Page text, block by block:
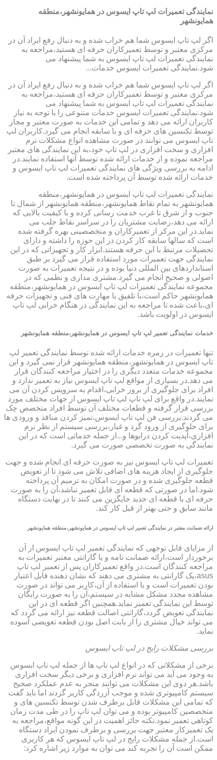
نمایندگی تعمیرات لپ تاپ ایسوس در همایونشهر،منطقه
همایونشهر
اگر لپ تاپ ایسوس شما هم خراب شده و به دنبال رفع ایراد آن در
مرکزی معتبر و توسط تعمیرکاران حرفه ای هستید،مراجعه به
نمایندگی تعمیرات لپ تاپ ایسوس به شما پیشنهاد می
شود.نمایندگی تعمیرات ایسوس خدمات...
اگر لپ تاپ ایسوس شما هم خراب شده و به دنبال رفع ایراد آن در
مرکزی معتبر و توسط تعمیرکاران حرفه ای هستید،مراجعه به
نمایندگی تعمیرات لپ تاپ ایسوس به شما پیشنهاد می
شود.نمایندگی تعمیرات ایسوس خدمات متنوعی را با توجه به نیاز
کاربران ارائه می دهد و تمامی این خدمات به صورت معتبر و مجاز
توسط تکنسین های حرفه ای و با سابقه انجام می گیرد.کاربران لپ
تاپ ایسوس می توانند در صورت مشاهده انواع مشکلات نرم
افزاری و سخت افزاری در لپ تاپ خود،به این نمایندگی های معتبر
مراجعه نموده و از خدمات ارائه شده توسط آنها استفاده نمایند.در
ادامه به بررسی ویژگی های نمایندگی تعمیرات لپ تاپ ایسوس و
خدمات ارائه شده توسط آن پرداخته شده است.
نمایندگی تعمیرات لپ تاپ ایسوس در همایونشهر،منطقه
همایونشهر به تمام نقاط همایونشهر،منطقه همایونشهر از شمال تا
جنوب و از شرق تا غرب خدمت رسانی کرده و با کیفیت بالایی که
ارائه می دهد،رضایت مشتریان را در سراسر نقاط جلب می
نماید.در این مرکز از تعمیرکاران و متخصصینی بهره گرفته شده
است که سالها سابقه کار کردن در این حوزه را داشته و دارای
تحصیلات مرتبط با این حرفه هستند.ابزار کار و تجهیزاتی که در این
نمایندگی جهت تعمیرات مورد استفاده قرار می گیرد بر طبق
استانداردهای بین المللی دنیا بوده و در نتیجه تعمیرات به صورت
اصولی و صحیح انجام می گیرد.مشتری مداری و نظمی که در
مجموعه نمایندگی تعمیرات لپ تاپ ایسوس در همایونشهر،منطقه
همایونشهر حاکم است،با تلفیق با مهارت های فنی و تجهیزات حرفه
ای،باعث شده تا مراجعه به این نمایندگی در هنگام خرابی لپ تاپ
ایسوس در اولویت باشد.
خدمات نمایندگی تعمیر لپ تاپ ایسوس در همایونشهر،منطقه همایونشهر
تنها تعمیرات در زمره خدمات ارائه شده توسط نمایندگی تعمیر لپ
تاپ ایسوس در همایونشهر،منطقه همایونشهر قرار نمی گیرد و این
مجموعه خدمات متعدد دیگری را در اختیار مراجعه کنندگان قرار
می دهد.در بسیاری از مواقع لپ تاپ ایسوس نیاز به تعمیر ندارد و
افراد برای جلوگیری از بروز خرابی،اقدام به سرویس کردن آن می
نمایند.در واقع برای لپ تاپ لپ تاپ ایسوس از جهات مختلف مورد
بررسی قرار گرفته و قطعات مختلف آن توسط افراد متخصص چک
می گردند.بررسی فن لپ تاپ ایسوس،تمیز کردن منافذ و ورودی ها
برای جلوگیری از ورود گرد و غبار،بررسی سیستم از نظر نرم
افزاری،آپدیت کردن درایوها و...از جمله خدماتی است که در این
نمایندگی به صورت تخصصی صورت می گیرد.
تعمیرات لپ تاپ ایسوس نیز به صورت حرفه ای انجام شده و جهت
جلوگیری از ایجاد هزینه های اضافی تلاش می شود تا از تعویض
قطعه جلوگیری شده و در صورت امکان به ترمیم آن پرداخته
شود.اما در صورتی که قطعه ای قابل تعمیر نباشد،آن را به صورت
حرفه ای با قطعه ای جدید جایگزین می کنند تا در نهایت دستگاه
مانند سابق و حتی بهتر از قبل کار کند.
ارائه ضمانت معتبر در نمایندگی تعمیر لپ تاپ ایسوس در همایونشهر،منطقه همایونشهر
از مزایای قابل توجهی که نمایندگی تعمیر لپ تاپ ایسوس از آن
برخوردار است،ارائه ضمانت نامه و یا گارانتی معتبر تعمیرات به
مراجعه کنندگان است.در واقع تعمیرکاران پس از تعمیر لپ تاپ
asus،یک گارانتی به مشتری می دهند که نشان دهنده قابل اعتبار
بودن تعمیرات است و با استفاده از آن،کاربر می تواند در صورت
مشاهده مجدد مشکل مشابه در سیستم،آن را به صورت رایگان
توسط این نمایندگی تعمیر نماید.همچنین اگر قطعه ای در این
نمایندگی تعویض گردد،گارانتی اصالت قطعه نیز ارائه می گردد که
می تواند خیال مشتری را از بابت اصل بودن قطعه تعویضی آسوده
نماید.
بررسی مشکلات رایج در لپ تاپ ایسوس
برخی از مشکلاتی که در انواع لپ تاپ ها از جمله لپ تاپ ایسوس
به وجود می آید می تواند نرم افزاری و برخی دیگر سخت افزاری
باشد.هر دوی این مشکلات می توانند منجر به عدم عملکرد صحیح
سیستم کامپیوتری شده و موجب آزردگی کاربر گردند اما باید گفت
که تمامی این مشکلات قابل برطرف شدن توسط تکنسین های و
متخصصین کامپیوتر بوده و می توان لپ تاپ را در طی مدت زمان
کوتاهی تعمیر نمود.نکته حائز اهمیت در این گونه مواقع،مراجعه به
یک تعمیرکار معتبر جهت بررسی و برطرف نمودن ایراد دستگاه
است.از جمله مشکلات رایج در لپ تاپ ایسوس که هر کاربری
ممکن است آن را تجربه کند می توان به موارد زیر اشاره کرد: